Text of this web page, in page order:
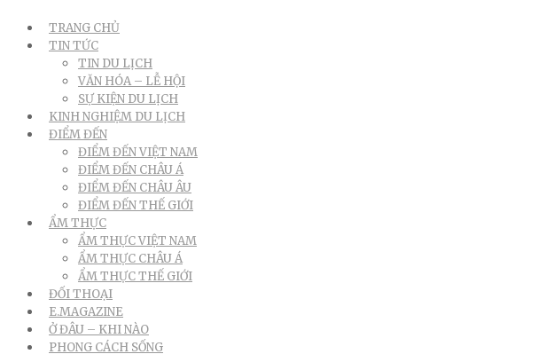
TRANG CHỦ
TIN TỨC
TIN DU LỊCH
VĂN HÓA – LỄ HỘI
SỰ KIỆN DU LỊCH
KINH NGHIỆM DU LỊCH
ĐIỂM ĐẾN
ĐIỂM ĐẾN VIỆT NAM
ĐIỂM ĐẾN CHÂU Á
ĐIỂM ĐẾN CHÂU ÂU
ĐIỂM ĐẾN THẾ GIỚI
ẨM THỰC
ẨM THỰC VIỆT NAM
ẨM THỰC CHÂU Á
ẨM THỰC THẾ GIỚI
ĐỐI THOẠI
E.MAGAZINE
Ở ĐÂU – KHI NÀO
PHONG CÁCH SỐNG